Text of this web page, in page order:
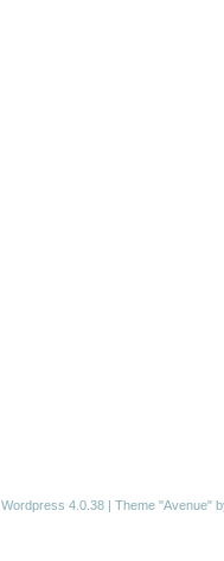
Wordpress 4.0.38 | Theme "Avenue"